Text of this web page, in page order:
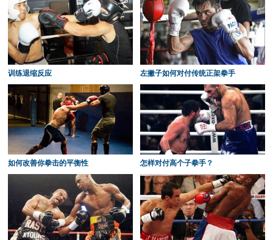
训练退缩反应 左撇子如何对付传统正架拳手
如何改善你拳击的平衡性 怎样对付高个子拳手？